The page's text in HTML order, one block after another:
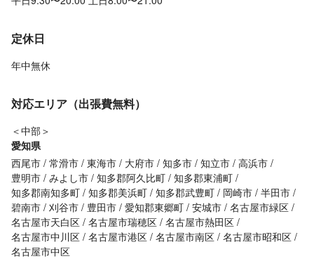
定休日
年中無休
対応エリア（出張費無料）
＜中部＞
愛知県
西尾市 常滑市 東海市 大府市 知多市 知立市 高浜市
豊明市 みよし市 知多郡阿久比町 知多郡東浦町
知多郡南知多町 知多郡美浜町 知多郡武豊町 岡崎市 半田市
碧南市 刈谷市 豊田市 愛知郡東郷町 安城市 名古屋市緑区
名古屋市天白区 名古屋市瑞穂区 名古屋市熱田区
名古屋市中川区 名古屋市港区 名古屋市南区 名古屋市昭和区
名古屋市中区